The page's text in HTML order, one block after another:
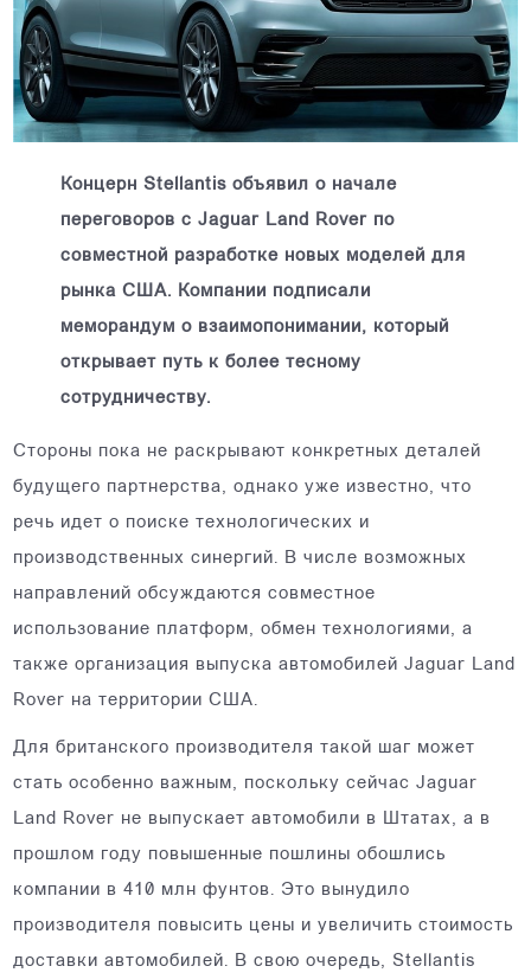
Концерн Stellantis объявил о начале
переговоров с Jaguar Land Rover по
совместной разработке новых моделей для
рынка США. Компании подписали
меморандум о взаимопонимании, который
открывает путь к более тесному
сотрудничеству.
Стороны пока не раскрывают конкретных деталей
будущего партнерства, однако уже известно, что
речь идет о поиске технологических и
производственных синергий. В числе возможных
направлений обсуждаются совместное
использование платформ, обмен технологиями, а
также организация выпуска автомобилей Jaguar Land
Rover на территории США.
Для британского производителя такой шаг может
стать особенно важным, поскольку сейчас Jaguar
Land Rover не выпускает автомобили в Штатах, а в
прошлом году повышенные пошлины обошлись
компании в 410 млн фунтов. Это вынудило
производителя повысить цены и увеличить стоимость
доставки автомобилей. В свою очередь, Stellantis